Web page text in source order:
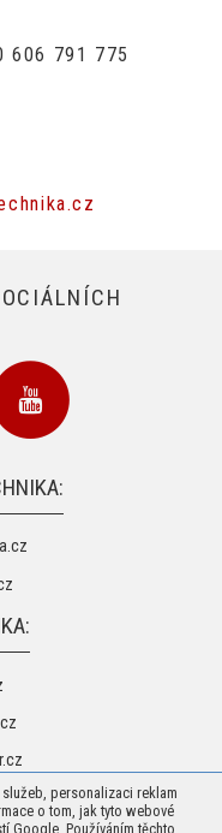
606 791 775
personalizaci reklam
o tom, jak tyto webové
Google. Používáním těchto